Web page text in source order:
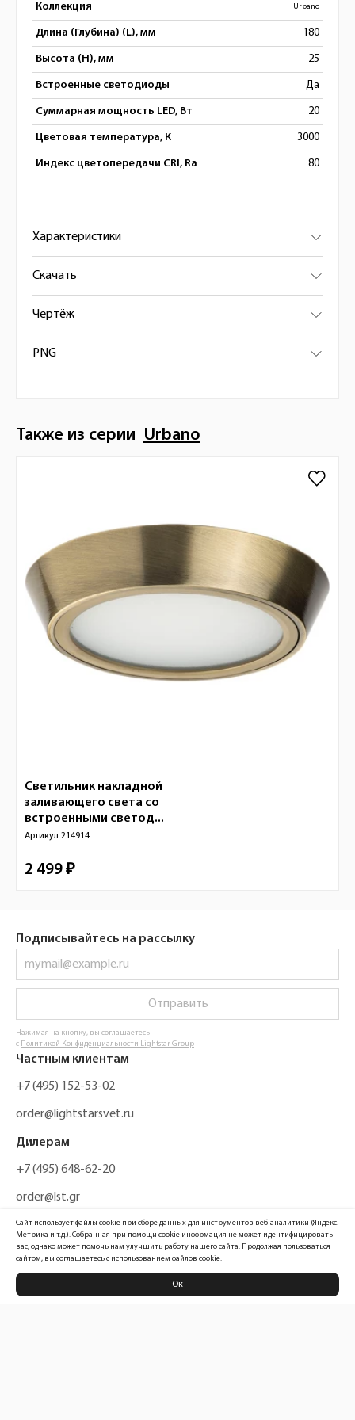
Коллекция Urbano
Длина (Глубина) (L), мм 180
Высота (H), мм 25
Встроенные светодиоды Да
Суммарная мощность LED, Вт 20
Цветовая температура, К 3000
Индекс цветопередачи CRI, Ra 80
Характеристики
Скачать
Чертёж
PNG
Также из серии Urbano
Светильник накладной
заливающего света со
встроенными светод...
Артикул 214914
2 499 ₽
Подписывайтесь на рассылку
Отправить
Нажимая на кнопку, вы соглашаетесь
с Политикой Конфиденциальности Lightstar Group
Частным клиентам
+7 (495) 152-53-02
order@lightstarsvet.ru
Дилерам
+7 (495) 648-62-20
order@lst.gr
Политика конфиденциальности
Сайт использует файлы cookie при сборе данных для инструментов веб-аналитики (Яндекс.
Метрика и т.д.). Собранная при помощи cookie информация не может идентифицировать
вас, однако может помочь нам улучшить работу нашего сайта. Продолжая пользоваться
сайтом, вы соглашаетесь с использованием файлов cookie.
Ок